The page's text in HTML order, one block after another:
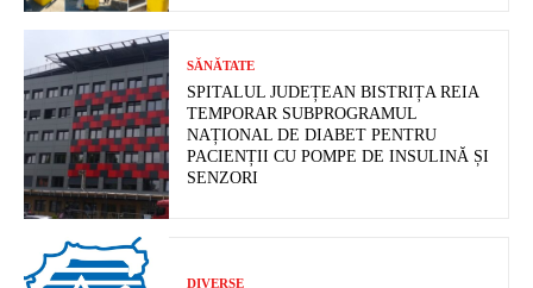
SĂNĂTATE
SPITALUL JUDEȚEAN BISTRIȚA REIA
TEMPORAR SUBPROGRAMUL
NAȚIONAL DE DIABET PENTRU
PACIENȚII CU POMPE DE INSULINĂ ȘI
SENZORI
DIVERSE